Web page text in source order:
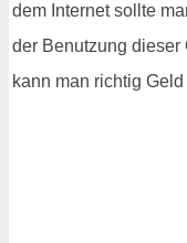
dem Internet sollte
der Benutzung
kann man richtig